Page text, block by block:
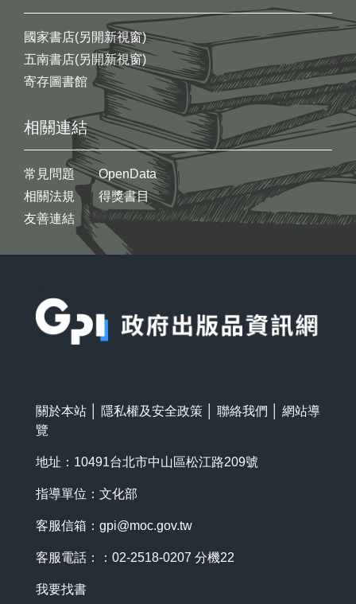
國家書店(另開新視窗)
五南書店(另開新視窗)
寄存圖書館
相關連結
常見問題
相關法規
友善連結
OpenData
得獎書目
關於本站 隱私權及安全政策 聯絡我們
網站導
覽
地址：10491台北市中山區松江路209號
指導單位：文化部
客服信箱： gpi@moc.gov.tw
客服電話：：02-2518-0207 分機22
我要找書